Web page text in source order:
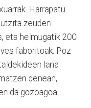
Harrapatu
zeuden
eta helmugatik 200
faboritoak. Poz
lana
denean,
da gozoagoa.